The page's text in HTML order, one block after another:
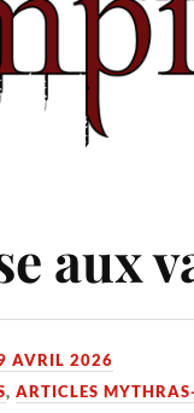
aux
AVRIL 2026
,ARTICLES